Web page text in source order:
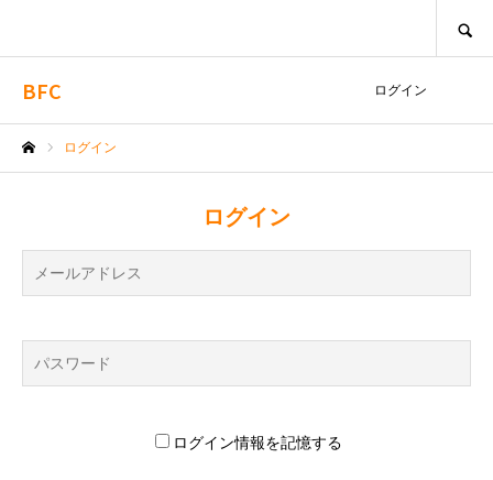
BFC ログイン
ログイン
ログイン
ログイン情報を記憶する